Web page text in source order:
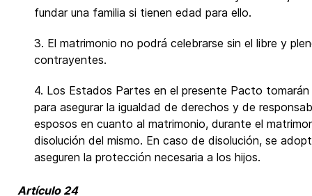
fundar una familia si tienen edad para ello.
3. El matrimonio no podrá celebrarse sin el libre y
contrayentes.
4. Los Estados Partes en el presente Pacto tomarán
para asegurar la igualdad de derechos y de
esposos en cuanto al matrimonio, durante el
disolución del mismo. En caso de disolución, se
aseguren la protección necesaria a los hijos.
Artículo 24